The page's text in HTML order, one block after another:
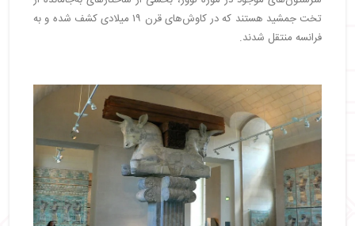
تخت جمشید هستند که در کاوش‌های قرن ۱۹ میلادی کشف شده و به
فرانسه منتقل شدند.